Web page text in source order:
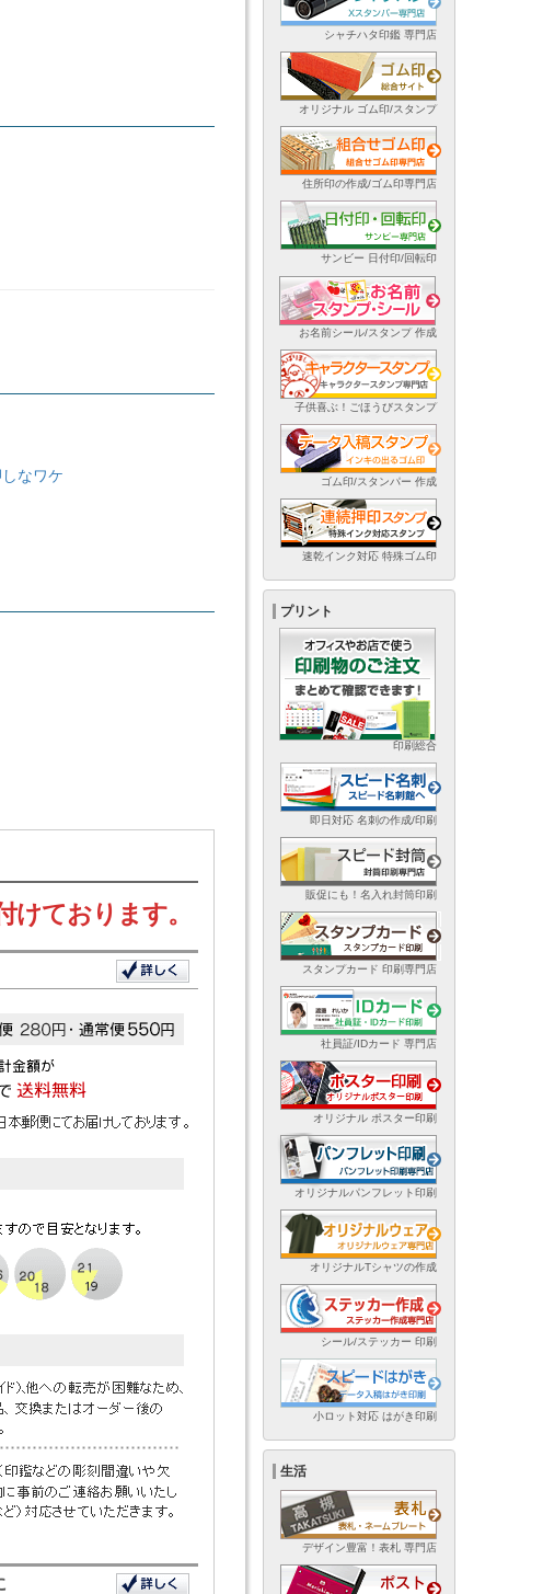
なワケ
ております。
シャチハタ印鑑 専門店
オリジナル ゴム印/スタンプ
住所印の作成/ゴム印専門店
サンビー 日付印/回転印
お名前シール/スタンプ 作成
子供喜ぶ！ごほうびスタンプ
ゴム印/スタンパー 作成
速乾インク対応 特殊ゴム印
プリント
印刷総合
即日対応 名刺の作成/印刷
販促にも！名入れ封筒印刷
スタンプカード 印刷専門店
社員証/IDカード 専門店
オリジナル ポスター印刷
オリジナルパンフレット印刷
オリジナルTシャツの作成
シール/ステッカー 印刷
小ロット対応 はがき印刷
生活
デザイン豊富！表札 専門店